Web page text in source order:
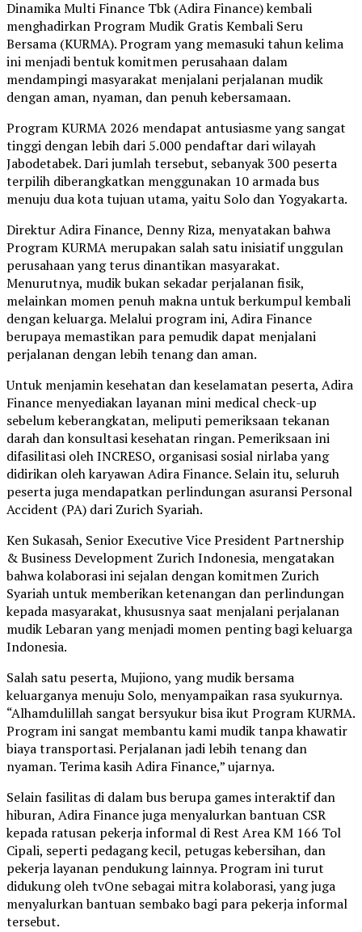
Dinamika Multi Finance Tbk (Adira Finance) kembali
menghadirkan Program Mudik Gratis Kembali Seru
Bersama (KURMA). Program yang memasuki tahun kelima
ini menjadi bentuk komitmen perusahaan dalam
mendampingi masyarakat menjalani perjalanan mudik
dengan aman, nyaman, dan penuh kebersamaan.
Program KURMA 2026 mendapat antusiasme yang sangat
tinggi dengan lebih dari 5.000 pendaftar dari wilayah
Jabodetabek. Dari jumlah tersebut, sebanyak 300 peserta
terpilih diberangkatkan menggunakan 10 armada bus
menuju dua kota tujuan utama, yaitu Solo dan Yogyakarta.
Direktur Adira Finance, Denny Riza, menyatakan bahwa
Program KURMA merupakan salah satu inisiatif unggulan
perusahaan yang terus dinantikan masyarakat.
Menurutnya, mudik bukan sekadar perjalanan fisik,
melainkan momen penuh makna untuk berkumpul kembali
dengan keluarga. Melalui program ini, Adira Finance
berupaya memastikan para pemudik dapat menjalani
perjalanan dengan lebih tenang dan aman.
Untuk menjamin kesehatan dan keselamatan peserta, Adira
Finance menyediakan layanan mini medical check-up
sebelum keberangkatan, meliputi pemeriksaan tekanan
darah dan konsultasi kesehatan ringan. Pemeriksaan ini
difasilitasi oleh INCRESO, organisasi sosial nirlaba yang
didirikan oleh karyawan Adira Finance. Selain itu, seluruh
peserta juga mendapatkan perlindungan asuransi Personal
Accident (PA) dari Zurich Syariah.
Ken Sukasah, Senior Executive Vice President Partnership
& Business Development Zurich Indonesia, mengatakan
bahwa kolaborasi ini sejalan dengan komitmen Zurich
Syariah untuk memberikan ketenangan dan perlindungan
kepada masyarakat, khususnya saat menjalani perjalanan
mudik Lebaran yang menjadi momen penting bagi keluarga
Indonesia.
Salah satu peserta, Mujiono, yang mudik bersama
keluarganya menuju Solo, menyampaikan rasa syukurnya.
“Alhamdulillah sangat bersyukur bisa ikut Program KURMA.
Program ini sangat membantu kami mudik tanpa khawatir
biaya transportasi. Perjalanan jadi lebih tenang dan
nyaman. Terima kasih Adira Finance,” ujarnya.
Selain fasilitas di dalam bus berupa games interaktif dan
hiburan, Adira Finance juga menyalurkan bantuan CSR
kepada ratusan pekerja informal di Rest Area KM 166 Tol
Cipali, seperti pedagang kecil, petugas kebersihan, dan
pekerja layanan pendukung lainnya. Program ini turut
didukung oleh tvOne sebagai mitra kolaborasi, yang juga
menyalurkan bantuan sembako bagi para pekerja informal
tersebut.